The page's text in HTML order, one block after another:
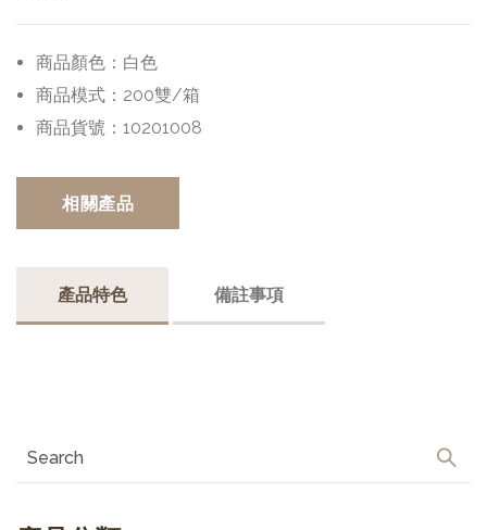
商品顏色： 白色
商品模式： 200雙/箱
商品貨號： 10201008
相關產品
產品特色 備註事項